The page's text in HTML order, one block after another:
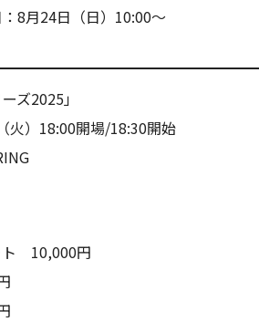
8月24日（日）10:00～
ズ2025」
火）18:00開場/18:30開始
ト 10,000円